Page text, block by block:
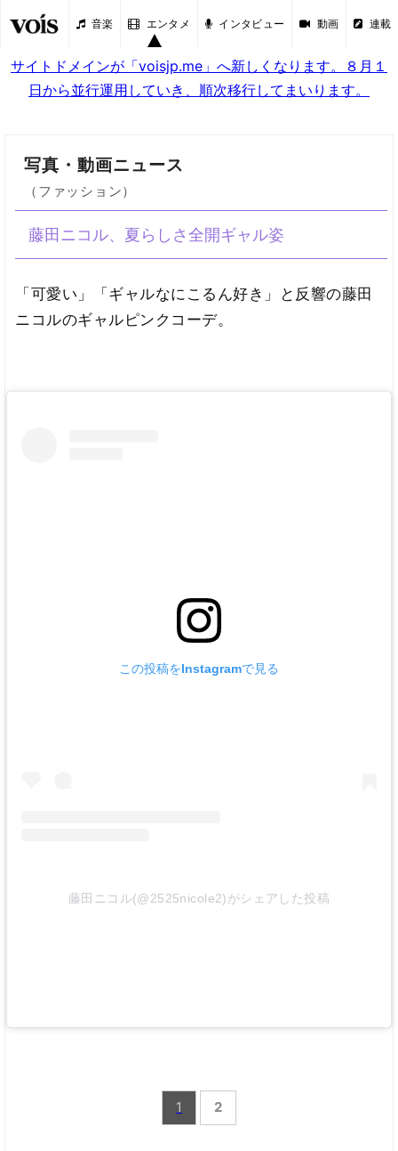
音楽 エンタメ インタビュー 動画 連載
サイトドメインが「voisjp.me」へ新しくなります。８月１
日から並行運用していき、順次移行してまいります。
写真・動画ニュース
（ファッション）
藤田ニコル、夏らしさ全開ギャル姿
「可愛い」「ギャルなにこるん好き」と反響の藤田
ニコルのギャルピンクコーデ。
この投稿をInstagramで見る
藤田ニコル(@2525nicole2)がシェアした投稿
1 2